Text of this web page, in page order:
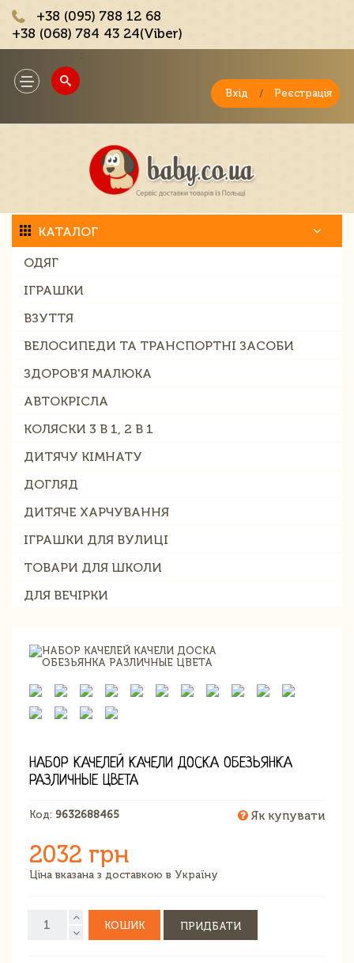
+38 (095) 788 12 68
+38 (068) 784 43 24(Viber)
Toggle
navigation
Вхід / Реєстрація
КАТАЛОГ
ОДЯГ
ІГРАШКИ
ВЗУТТЯ
ВЕЛОСИПЕДИ ТА ТРАНСПОРТНІ ЗАСОБИ
ЗДОРОВ'Я МАЛЮКА
АВТОКРІСЛА
КОЛЯСКИ 3 В 1, 2 В 1
ДИТЯЧУ КІМНАТУ
ДОГЛЯД
ДИТЯЧЕ ХАРЧУВАННЯ
ІГРАШКИ ДЛЯ ВУЛИЦІ
ТОВАРИ ДЛЯ ШКОЛИ
ДЛЯ ВЕЧІРКИ
НАБОР КАЧЕЛЕЙ КАЧЕЛИ ДОСКА ОБЕЗЬЯНКА
РАЗЛИЧНЫЕ ЦВЕТА
Код: 9632688465 Як купувати
2032 грн
Ціна вказана з доставкою в Україну
КОШИК ПРИДБАТИ